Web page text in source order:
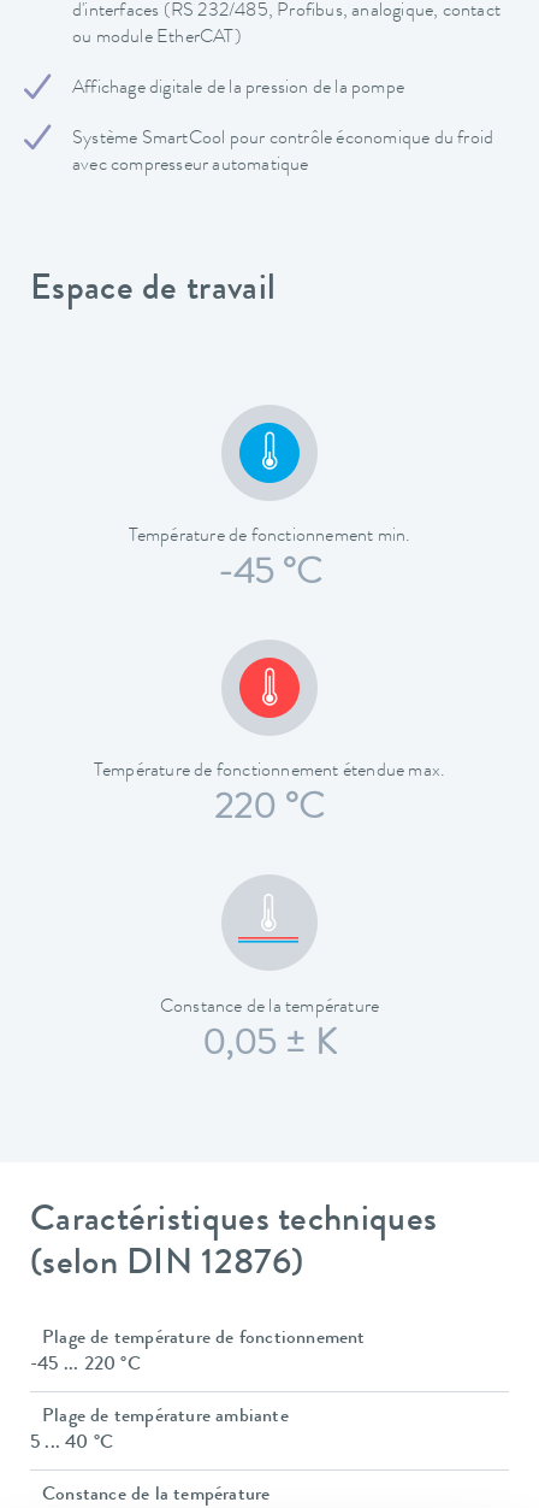
d'interfaces (RS 232/485, Profibus, analogique, contact
ou module EtherCAT)
Affichage digitale de la pression de la pompe
Système SmartCool pour contrôle économique du froid
avec compresseur automatique
Espace de travail
Température de fonctionnement min.
-45 °C
Température de fonctionnement étendue max.
220 °C
Constance de la température
0,05 ± K
Caractéristiques techniques
(selon DIN 12876)
Plage de température de fonctionnement
-45 ... 220 °C
Plage de température ambiante
5 ... 40 °C
Constance de la température